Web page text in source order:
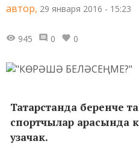
автор, 29 января 2016 - 15:23
945 0 0
Татарстанда беренче
спортчылар арасында
узачак.